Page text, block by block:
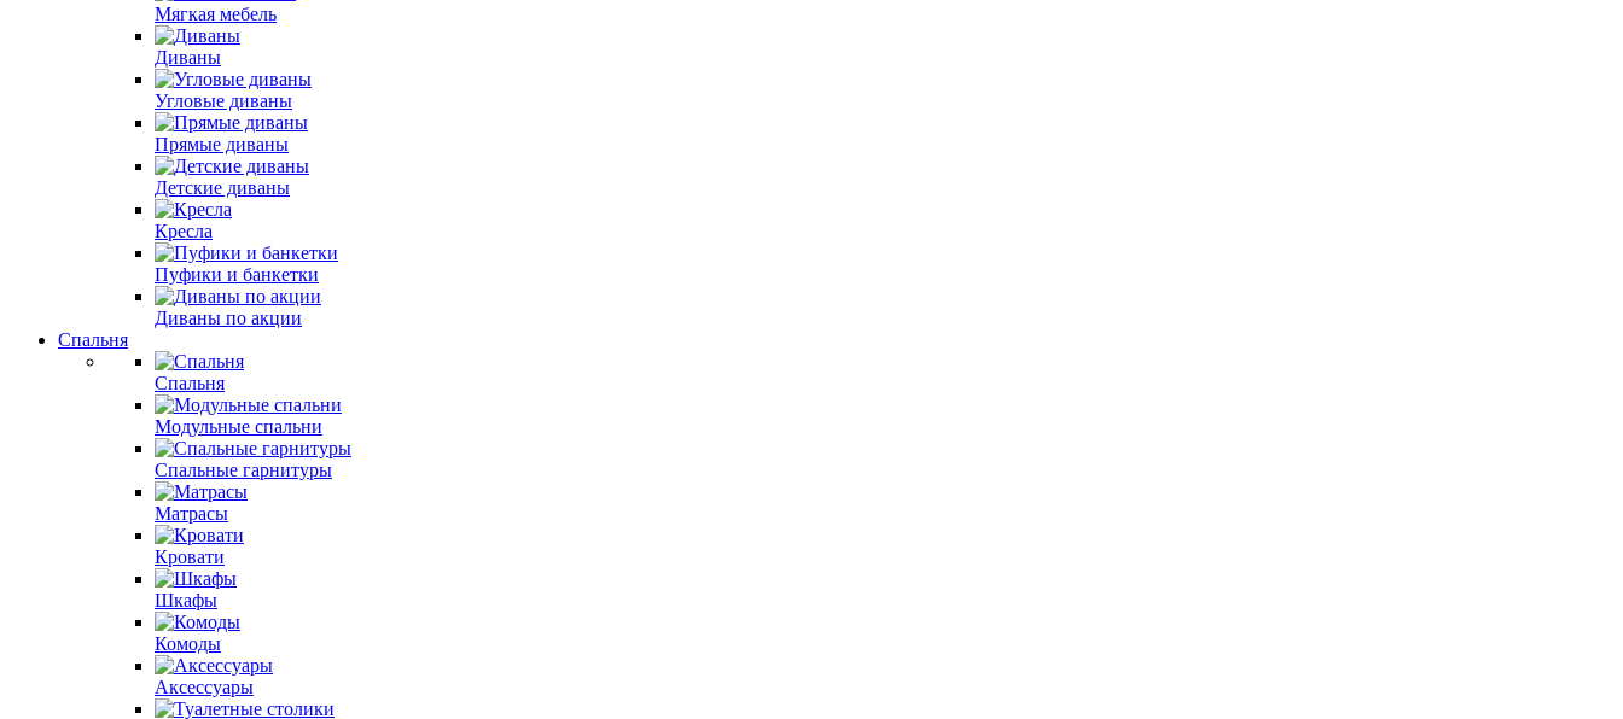
Мягкая мебель
Диваны
Угловые диваны
Прямые диваны
Детские диваны
Кресла
Пуфики и банкетки
Диваны по акции
Спальня
Спальня
Модульные спальни
Спальные гарнитуры
Матрасы
Кровати
Шкафы
Комоды
Аксессуары